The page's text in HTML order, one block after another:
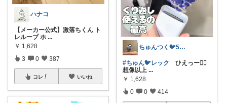
ハナコ
【メーカー公式】激落ちくん ト
レループ ホ ...
￥ 1,628
3 0 387
コレ いいね
ちゅんつく🐦5歳3歳娘の母🩷
#ちゅん🐦️レック ひえっー😵‍💫
想像以上 ...
￥ 1,628
0 0 414